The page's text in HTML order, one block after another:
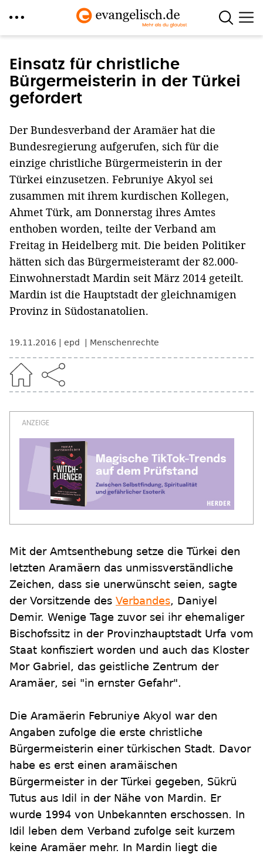
zum
Inhalt
Einsatz für christliche
Bürgermeisterin in der Türkei
gefordert
Der Bundesverband der Aramäer hat die
Bundesregierung aufgerufen, sich für die
einzige christliche Bürgermeisterin in der
Türkei einzusetzen. Februniye Akyol sei
zusammen mit ihrem kurdischen Kollegen,
Ahmet Türk, am Donnerstag ihres Amtes
enthoben worden, teilte der Verband am
Freitag in Heidelberg mit. Die beiden Politiker
hätten sich das Bürgermeisteramt der 82.000-
Einwohnerstadt Mardin seit März 2014 geteilt.
Mardin ist die Hauptstadt der gleichnamigen
Provinz in Südostanatolien.
19.11.2016 epd Menschenrechte
Mit der Amtsenthebung setze die Türkei den
letzten Aramäern das unmissverständliche
Zeichen, dass sie unerwünscht seien, sagte
der Vorsitzende des Verbandes, Daniyel
Demir. Wenige Tage zuvor sei ihr ehemaliger
Bischofssitz in der Provinzhauptstadt Urfa vom
Staat konfisziert worden und auch das Kloster
Mor Gabriel, das geistliche Zentrum der
Aramäer, sei "in ernster Gefahr".
Die Aramäerin Februniye Akyol war den
Angaben zufolge die erste christliche
Bürgermeisterin einer türkischen Stadt. Davor
habe es erst einen aramäischen
Bürgermeister in der Türkei gegeben, Sükrü
Tutus aus Idil in der Nähe von Mardin. Er
wurde 1994 von Unbekannten erschossen. In
Idil leben dem Verband zufolge seit kurzem
keine Aramäer mehr. In Mardin liegt die